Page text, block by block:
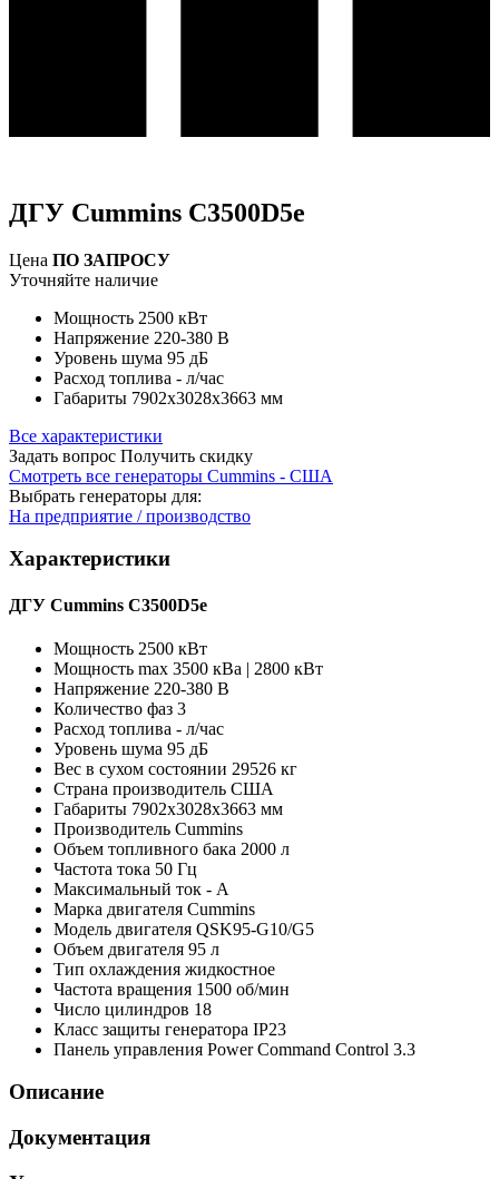
ДГУ Cummins C3500D5e
Цена ПО ЗАПРОСУ
Уточняйте наличие
Мощность 2500 кВт
Напряжение 220-380 В
Уровень шума 95 дБ
Расход топлива - л/час
Габариты 7902x3028x3663 мм
Все характеристики
Задать вопрос Получить скидку
Смотреть все генераторы Cummins - США
Выбрать генераторы для:
На предприятие / производство
Характеристики
ДГУ Cummins C3500D5e
Мощность 2500 кВт
Мощность max 3500 кВа | 2800 кВт
Напряжение 220-380 В
Количество фаз 3
Расход топлива - л/час
Уровень шума 95 дБ
Вес в сухом состоянии 29526 кг
Страна производитель США
Габариты 7902x3028x3663 мм
Производитель Cummins
Объем топливного бака 2000 л
Частота тока 50 Гц
Максимальный ток - А
Марка двигателя Cummins
Модель двигателя QSK95-G10/G5
Объем двигателя 95 л
Тип охлаждения жидкостное
Частота вращения 1500 об/мин
Число цилиндров 18
Класс защиты генератора IP23
Панель управления Power Command Control 3.3
Описание
Документация